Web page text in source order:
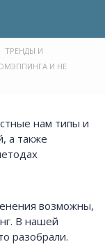
ТРЕНДЫ И
И НЕ
нам типы и
а также
возможны,
В нашей
разобрали.